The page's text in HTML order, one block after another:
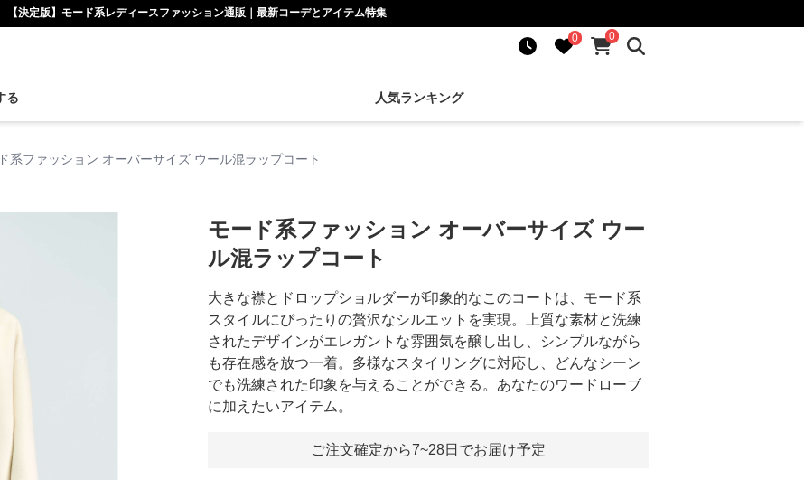
【決定版】モード系レディースファッション通販｜最新コーデとアイテム特集
0
0
る 人気ランキング
系ファッション オーバーサイズ ウール混ラップコート
モード系ファッション オーバーサイズ ウー
ル混ラップコート
大きな襟とドロップショルダーが印象的なこのコートは、モード系
スタイルにぴったりの贅沢なシルエットを実現。上質な素材と洗練
されたデザインがエレガントな雰囲気を醸し出し、シンプルながら
も存在感を放つ一着。多様なスタイリングに対応し、どんなシーン
でも洗練された印象を与えることができる。あなたのワードローブ
に加えたいアイテム。
ご注文確定から7~28日でお届け予定